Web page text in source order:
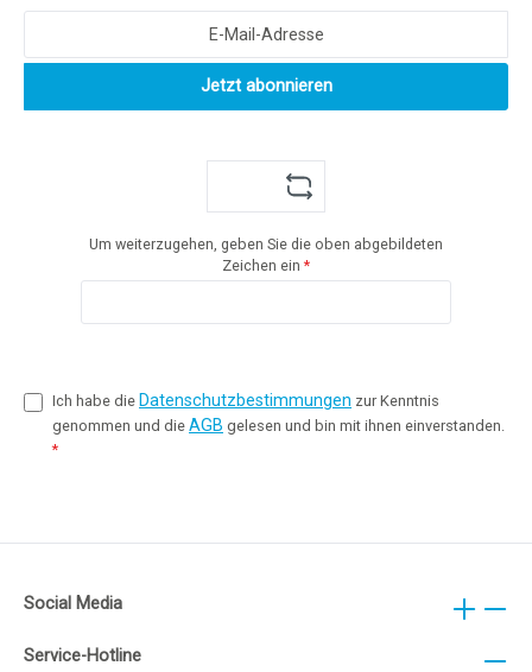
Jetzt abonnieren
Um weiterzugehen, geben Sie die oben abgebildeten
Zeichen ein *
Ich habe die Datenschutzbestimmungen zur Kenntnis
genommen und die AGB gelesen und bin mit ihnen einverstanden.
*
Service-Hotline
Social Media